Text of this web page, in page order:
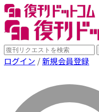
ログイン /新規会員登録